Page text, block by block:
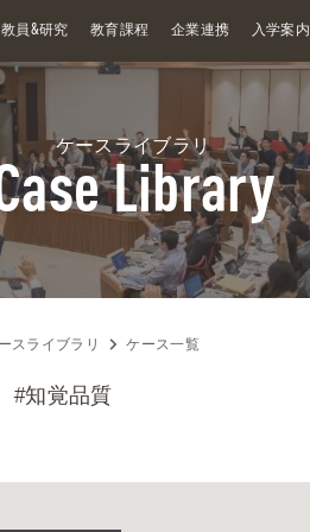
教員&研究 教育課程 企業連携 入学案内
ケースライブラリ
Library
スライブラリ ケース一覧
#知覚品質